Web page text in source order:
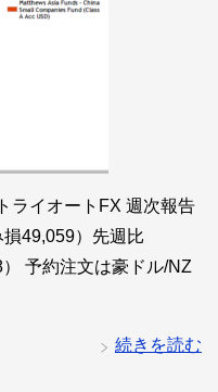
ライオートFX 週次報告
49,059）先週比
予約注文は豪ドル/NZ
続きを読む